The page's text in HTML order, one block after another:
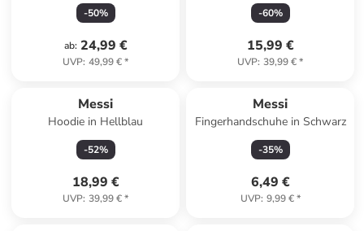
-50%
ab: 24,99 €
UVP: 49,99 €*
-60%
15,99 €
UVP: 39,99 €*
Messi
Hoodie in Hellblau
-52%
18,99 €
UVP: 39,99 €*
Messi
Fingerhandschuhe in Schwarz
-35%
6,49 €
UVP: 9,99 €*